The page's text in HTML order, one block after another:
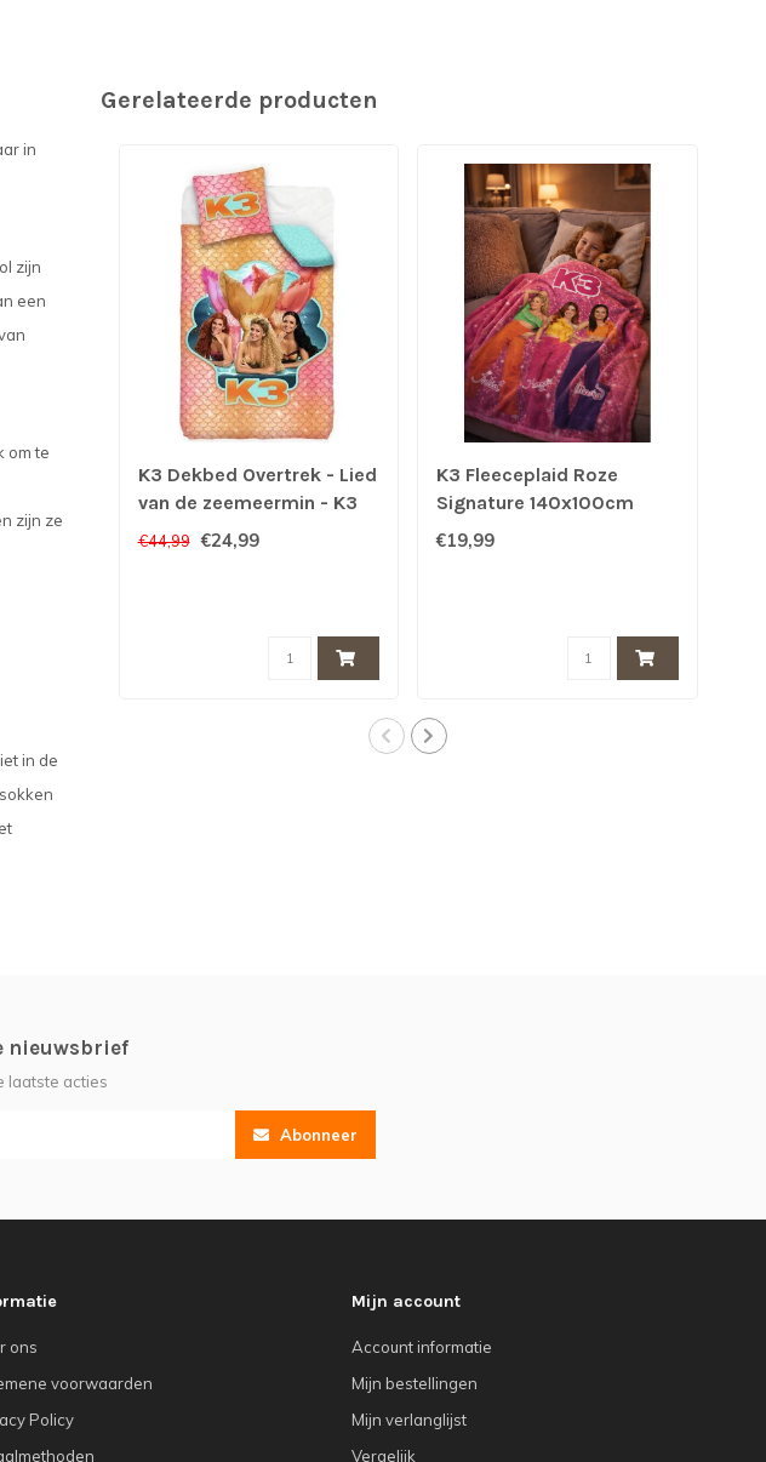
in
zijn
een
om te
zijn ze
in de
Gerelateerde producten
K3 Dekbed Overtrek - Lied
van de zeemeermin - K3
Film
€44,99 €24,99
K3 Fleeceplaid Roze
Signature 140x100cm
€19,99
nieuwsbrief
laatste acties
Abonneer
ons
voorwaarden
Policy
Mijn account
Account informatie
Mijn bestellingen
Mijn verlanglijst
Vergelijk